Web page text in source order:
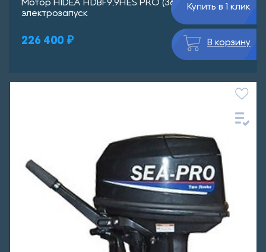
Мотор HIDEA HDBF9,9HES PRO (362 см3)
электрозапуск
226 400 ₽
Купить в 1 клик
В корзину